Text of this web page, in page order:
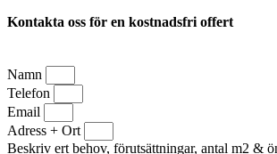
Kontakta oss för en kostnadsfri offert
Namn
Telefon
Email
Adress + Ort
Beskriv ert behov, förutsättningar, antal m2 &